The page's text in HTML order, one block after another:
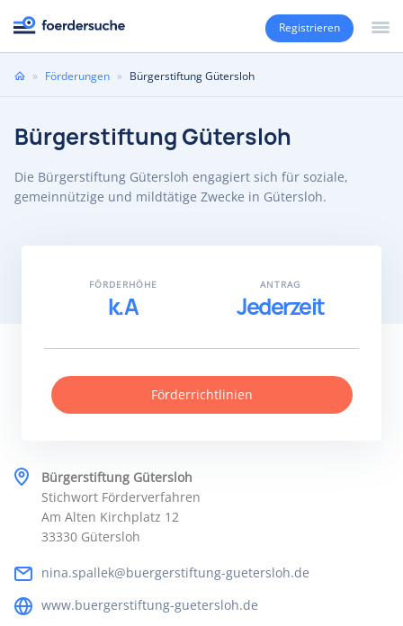
Registrieren
Sie» Förderungen » Bürgerstiftung Gütersloh
Bürgerstiftung Gütersloh
Die Bürgerstiftung Gütersloh engagiert sich für soziale,
gemeinnützige und mildtätige Zwecke in Gütersloh.
Bürgerstiftung Gütersloh
Stichwort Förderverfahren
Am Alten Kirchplatz 12
33330 Gütersloh
nina.spallek@buergerstiftung-guetersloh.de
www.buergerstiftung-guetersloh.de
FÖRDERHÖHE
k.A
ANTRAG
Jederzeit
Förderrichtlinien